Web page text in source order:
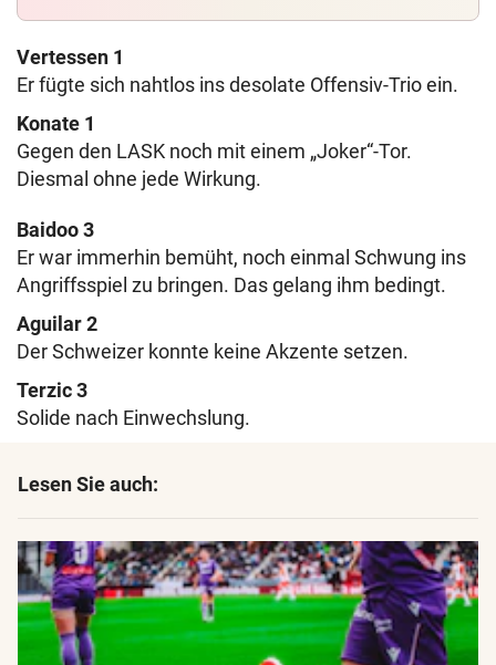
Vertessen 1
Er fügte sich nahtlos ins desolate Offensiv-Trio ein.
Konate 1
Gegen den LASK noch mit einem „Joker“-Tor.
Diesmal ohne jede Wirkung.
Baidoo 3
Er war immerhin bemüht, noch einmal Schwung ins
Angriffsspiel zu bringen. Das gelang ihm bedingt.
Aguilar 2
Der Schweizer konnte keine Akzente setzen.
Terzic 3
Solide nach Einwechslung.
Lesen Sie auch: